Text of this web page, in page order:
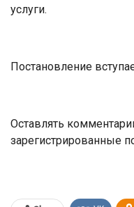
услуги.
Постановление
Оставлять
зарегистрированные